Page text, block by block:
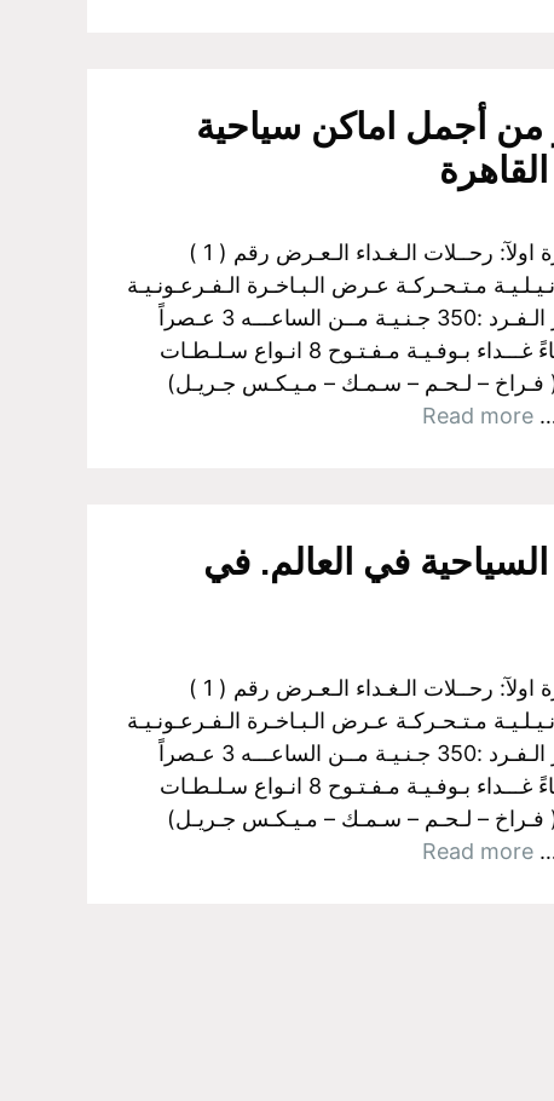
من أجمل اماكن سياحية
البواخر الفرعونية بالجيزة اولآ: رحــلات الـغـداء الـعـرض رقم ( 1 )
مـتـحـركـة عـرض الـبـاخـرة الـفـرعـونـيـة
رحلــــه الغــــداء سـعـر الـفـرد :350 جـنـيـة مــن الساعـــه 3 عـصراً
الـي الـسـاعـــه 5 مـسـاءً غـــداء بـوفـيـة مـفـتـوح 8 انـواع سـلـطـات
فـراخ – لـحـم – سـمـك – مـيـكـس جـريـل)
…
Read more
في العالم. في
البواخر الفرعونية بالجيزة اولآ: رحــلات الـغـداء الـعـرض رقم ( 1 )
مـتـحـركـة عـرض الـبـاخـرة الـفـرعـونـيـة
رحلــــه الغــــداء سـعـر الـفـرد :350 جـنـيـة مــن الساعـــه 3 عـصراً
الـي الـسـاعـــه 5 مـسـاءً غـــداء بـوفـيـة مـفـتـوح 8 انـواع سـلـطـات
فـراخ – لـحـم – سـمـك – مـيـكـس جـريـل)
…
Read more